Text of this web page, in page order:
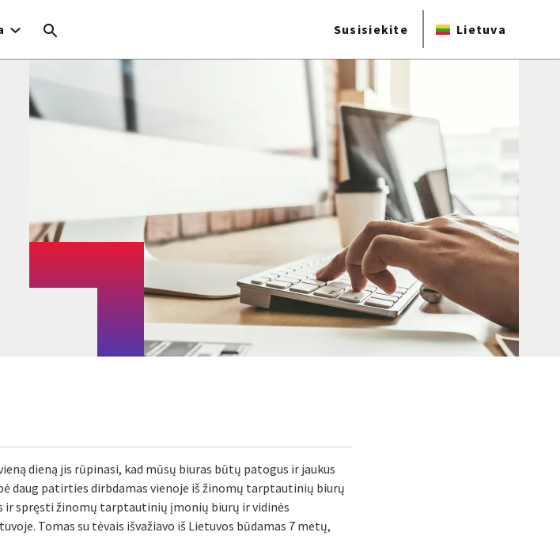
Susisiekite Lietuva
dieną jis rūpinasi, kad mūsų biuras būtų patogus ir jaukus
daug patirties dirbdamas vienoje iš žinomų tarptautinių biurų
spręsti žinomų tarptautinių įmonių biurų ir vidinės
Tomas su tėvais išvažiavo iš Lietuvos būdamas 7 metų,